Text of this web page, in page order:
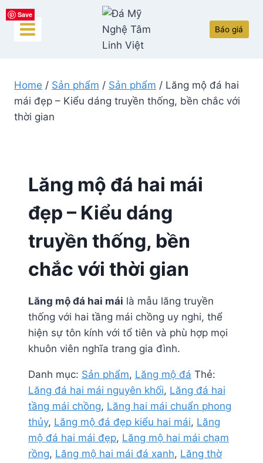
Skip
to
content
Báo giá
Home / Sản phẩm / Sản phẩm / Lăng mộ đá hai
mái đẹp – Kiểu dáng truyền thống, bền chắc với
thời gian
Save
Lăng mộ đá hai mái
đẹp – Kiểu dáng
truyền thống, bền
chắc với thời gian
Lăng mộ đá hai mái là mẫu lăng truyền
thống với hai tầng mái chồng uy nghi, thể
hiện sự tôn kính với tổ tiên và phù hợp mọi
khuôn viên nghĩa trang gia đình.
Danh mục: Sản phẩm, Lăng mộ đá Thẻ:
Lăng đá hai mái nguyên khối, Lăng đá hai
tầng mái chồng, Lăng hai mái chuẩn phong
thủy, Lăng mộ đá đẹp kiểu hai mái, Lăng
mộ đá hai mái đẹp, Lăng mộ hai mái chạm
rồng, Lăng mộ hai mái đá xanh, Lăng thờ
Save
Save
Save
Save